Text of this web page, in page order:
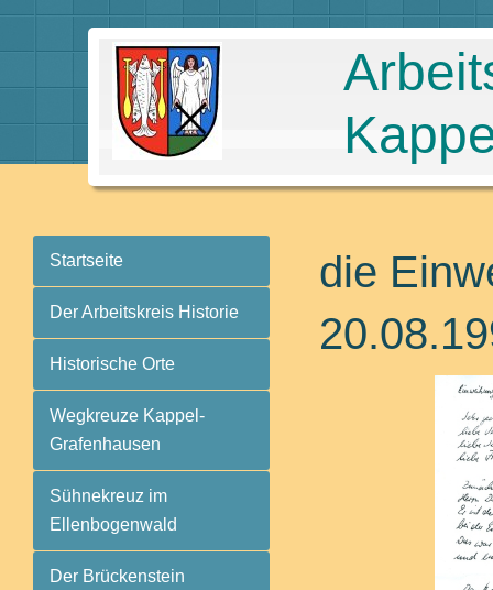
Startseite
Der Arbeitskreis Historie
Historische Orte
Wegkreuze Kappel-
Grafenhausen
Sühnekreuz im
Ellenbogenwald
Der Brückenstein
die